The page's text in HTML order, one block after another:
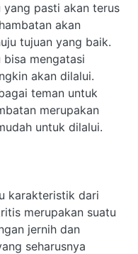
yang pasti akan terus
akan
tujuan yang baik.
mengatasi
akan dilalui.
teman untuk
merupakan
untuk dilalui.
karakteristik dari
merupakan suatu
jernih dan
seharusnya